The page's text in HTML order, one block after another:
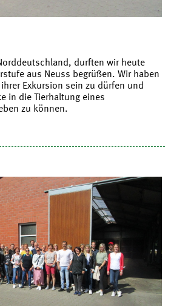
durften wir heute
aus Neuss begrüßen. Wir haben
Exkursion sein zu dürfen und
in die Tierhaltung eines
zu können.